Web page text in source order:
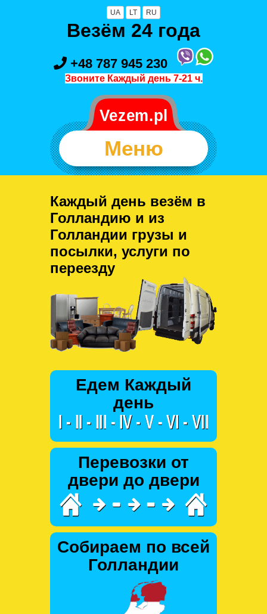
UA LT RU
Везём 24 года
+48 787 945 230
Звоните Каждый день 7-21 ч.
Меню
Каждый день везём в
Голландию и из
Голландии грузы и
посылки, услуги по
переезду
Едем Каждый
день
Перевозки от
двери до двери
Собираем по всей
Голландии